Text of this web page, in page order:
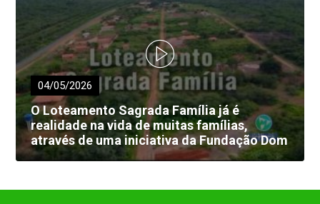
04/05/2026
O Loteamento Sagrada Família já é
realidade na vida de muitas famílias,
através de uma iniciativa da Fundação Dom
Edilberto Dinkelborg.